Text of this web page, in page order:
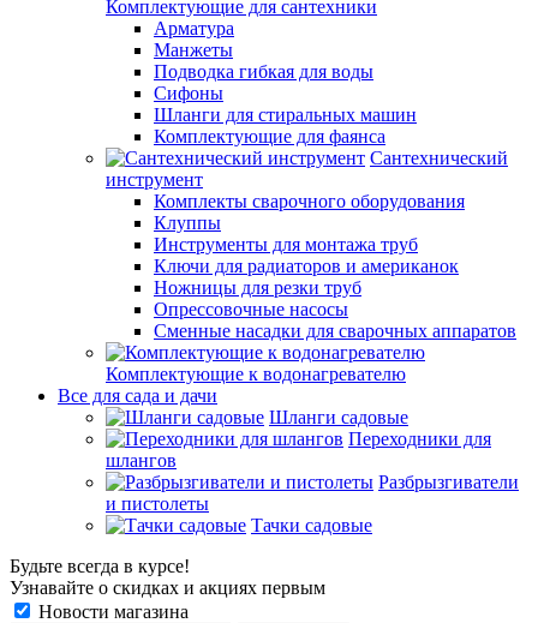
Комплектующие для сантехники
Арматура
Манжеты
Подводка гибкая для воды
Сифоны
Шланги для стиральных машин
Комплектующие для фаянса
Сантехнический
инструмент
Комплекты сварочного оборудования
Клуппы
Инструменты для монтажа труб
Ключи для радиаторов и американок
Ножницы для резки труб
Опрессовочные насосы
Сменные насадки для сварочных аппаратов
Комплектующие к водонагревателю
Все для сада и дачи
Шланги садовые
Переходники для
шлангов
Разбрызгиватели
и пистолеты
Тачки садовые
Будьте всегда в курсе!
Узнавайте о скидках и акциях первым
Новости магазина